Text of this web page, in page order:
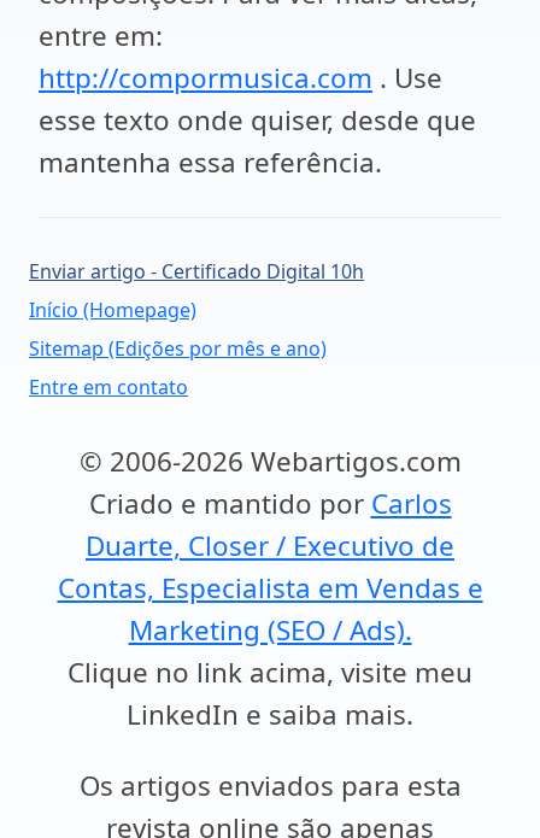
entre em:
http://compormusica.com . Use
esse texto onde quiser, desde que
mantenha essa referência.
Enviar artigo - Certificado Digital 10h
Início (Homepage)
Sitemap (Edições por mês e ano)
Entre em contato
© 2006-2026 Webartigos.com
Criado e mantido por Carlos
Duarte, Closer / Executivo de
Contas, Especialista em Vendas e
Marketing (SEO / Ads).
Clique no link acima, visite meu
LinkedIn e saiba mais.
Os artigos enviados para esta
revista online são apenas